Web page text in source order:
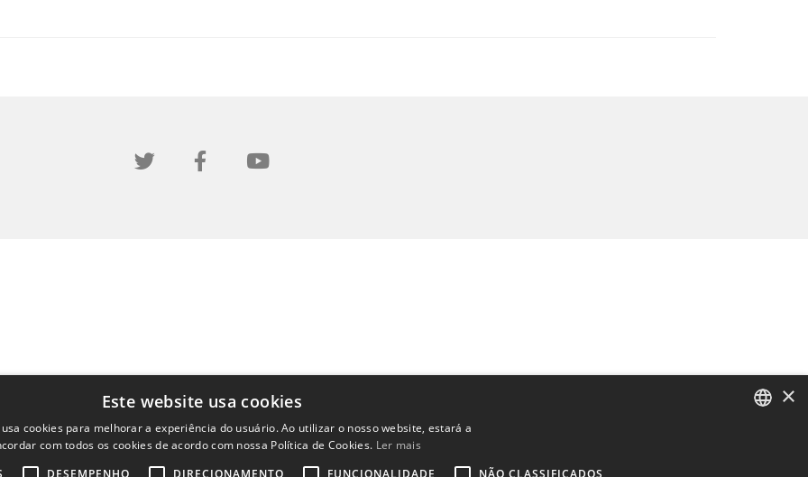
×
Este website usa cookies
cookies para melhorar a experiência do usuário. Ao utilizar o nosso website, estará a
com todos os cookies de acordo com nossa Política de Cookies. Ler mais
DESEMPENHO DIRECIONAMENTO FUNCIONALIDADE NÃO CLASSIFICADOS